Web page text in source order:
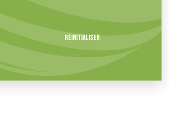
Réinitialiser